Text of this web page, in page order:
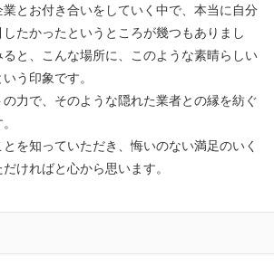
とお付き合いをしていく中で、本当に自分
たかったというところが幾つもありまし
と、こんな場所に、このような素晴らしい
う印象です。
力で、そのような隠れた業者との縁を紡ぐ
を知っていただき、悔いのない満足のいく
ければと心から思います。